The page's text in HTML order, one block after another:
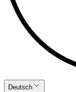
Deutsch